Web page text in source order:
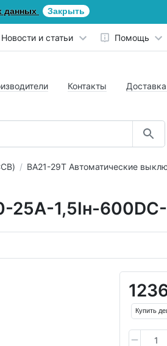
данных Закрыть
Новости и статьи Помощь
Контакты
ВА21-29Т Автоматические
25А-1,5Iн-
Купить